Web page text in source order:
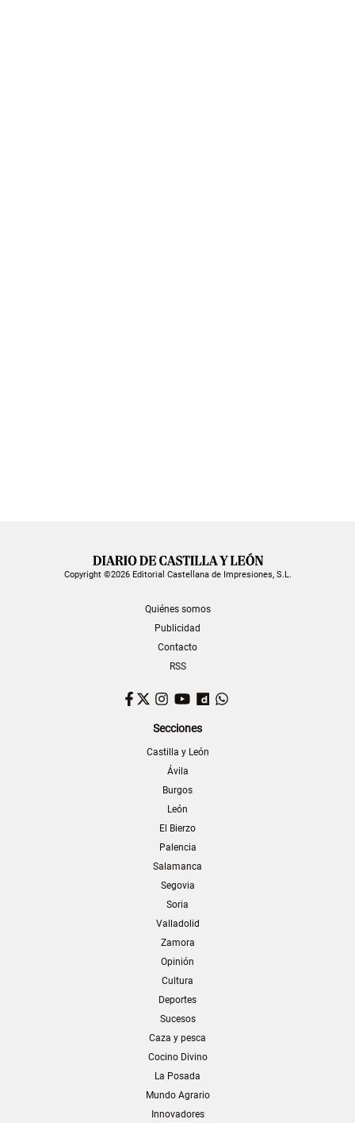
Copyright ©2026 Editorial Castellana de Impresiones, S.L.
Quiénes somos
Publicidad
Contacto
RSS
Facebook
TwitterInstagram
YouTubeDailymotion
Secciones
Castilla y León
Ávila
Burgos
León
El Bierzo
Palencia
Salamanca
Segovia
Soria
Valladolid
Zamora
Opinión
Cultura
Deportes
Sucesos
Caza y pesca
Cocino Divino
La Posada
Mundo Agrario
Innovadores